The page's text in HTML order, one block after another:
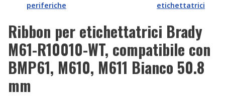
periferiche
etichettatrici
Ribbon per etichettatrici Brady
M61-R10010-WT, compatibile con
BMP61, M610, M611 Bianco 50.8
mm